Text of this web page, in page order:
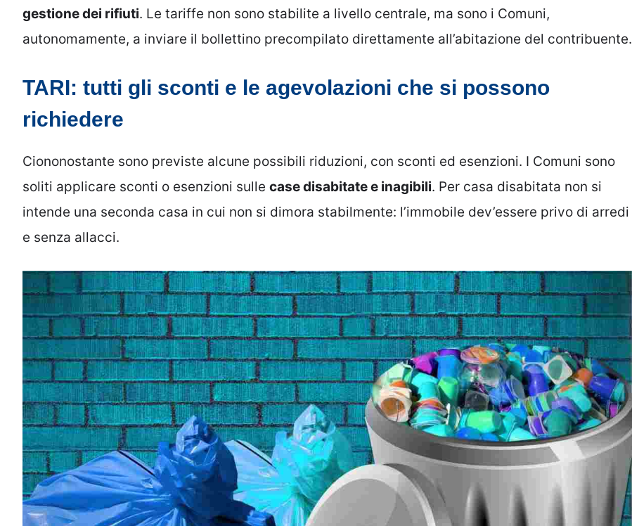
gestione dei rifiuti. Le tariffe non sono stabilite a livello centrale, ma sono i Comuni,
autonomamente, a inviare il bollettino precompilato direttamente all’abitazione del contribuente.
TARI: tutti gli sconti e le agevolazioni che si possono
richiedere
Ciononostante sono previste alcune possibili riduzioni, con sconti ed esenzioni. I Comuni sono
soliti applicare sconti o esenzioni sulle case disabitate e inagibili. Per casa disabitata non si
intende una seconda casa in cui non si dimora stabilmente: l’immobile dev’essere privo di arredi
e senza allacci.